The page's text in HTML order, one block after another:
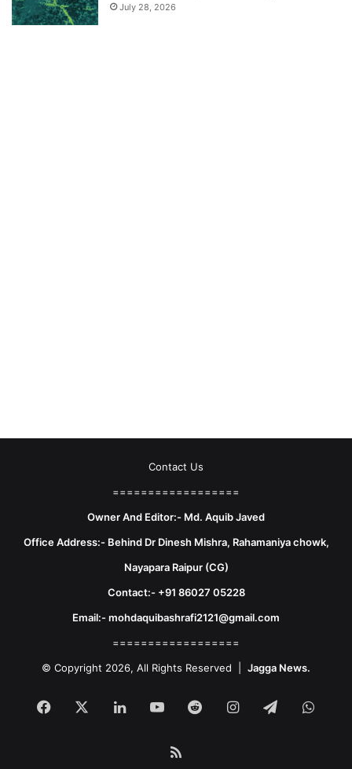
July 28, 2026
Contact Us
==================
Owner And Editor:- Md. Aquib Javed
Office Address:- Behind Dr Dinesh Mishra, Rahamaniya chowk,
Nayapara Raipur (CG)
Contact:- +91 86027 05228
Email:- mohdaquibashrafi2121@gmail.com
==================
© Copyright 2026, All Rights Reserved | Jagga News.
Facebook LinkedInYouTubeRedditInstagram
Telegram
RSS